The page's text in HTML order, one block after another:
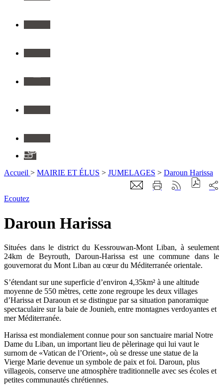
Accueil > MAIRIE ET ÉLUS > JUMELAGES > Daroun Harissa
Ecoutez
Daroun Harissa
Situées dans le district du Kessrouwan-Mont Liban, à seulement
24km de Beyrouth, Daroun-Harissa est une commune dans le
gouvernorat du Mont Liban au cœur du Méditerranée orientale.
S’étendant sur une superficie d’environ 4,35km² à une altitude
moyenne de 550 mètres, cette zone regroupe les deux villages
d’Harissa et Daraoun et se distingue par sa situation panoramique
spectaculaire sur la baie de Jounieh, entre montagnes verdoyantes et
mer Méditerranée.
Harissa est mondialement connue pour son sanctuaire marial Notre
Dame du Liban, un important lieu de pèlerinage qui lui vaut le
surnom de «Vatican de l’Orient», où se dresse une statue de la
Vierge Marie devenue un symbole de paix et foi. Daroun, plus
villageois, conserve une atmosphère traditionnelle avec ses écoles et
petites communautés chrétiennes.